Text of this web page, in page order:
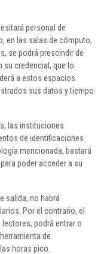
personal de
en las salas de cómputo,
se podrá prescindir de
su credencial, que lo
a estos espacios
sus datos y tiempo
las instituciones
de identificaciones
mencionada, bastará
poder acceder a su
salida, no habrá
Por el contrario, el
podrá entrar o
de
horas pico.